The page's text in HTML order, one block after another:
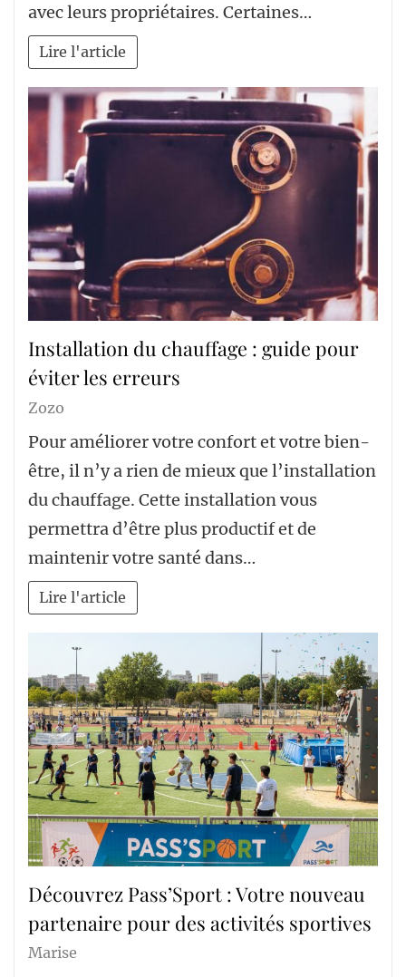
avec leurs propriétaires. Certaines…
Lire l'article
Installation du chauffage : guide pour
éviter les erreurs
Zozo
Pour améliorer votre confort et votre bien-
être, il n’y a rien de mieux que l’installation
du chauffage. Cette installation vous
permettra d’être plus productif et de
maintenir votre santé dans…
Lire l'article
Découvrez Pass’Sport : Votre nouveau
partenaire pour des activités sportives
Marise